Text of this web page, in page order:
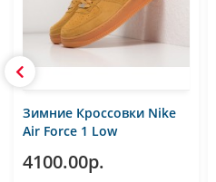
Зимние Кроссовки Nike
Air Force 1 Low
4100.00р.